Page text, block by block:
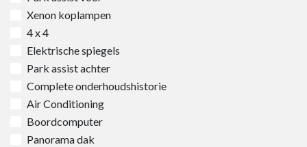
Xenon koplampen
4 x 4
Elektrische spiegels
Park assist achter
Complete onderhoudshistorie
Air Conditioning
Boordcomputer
Panorama dak